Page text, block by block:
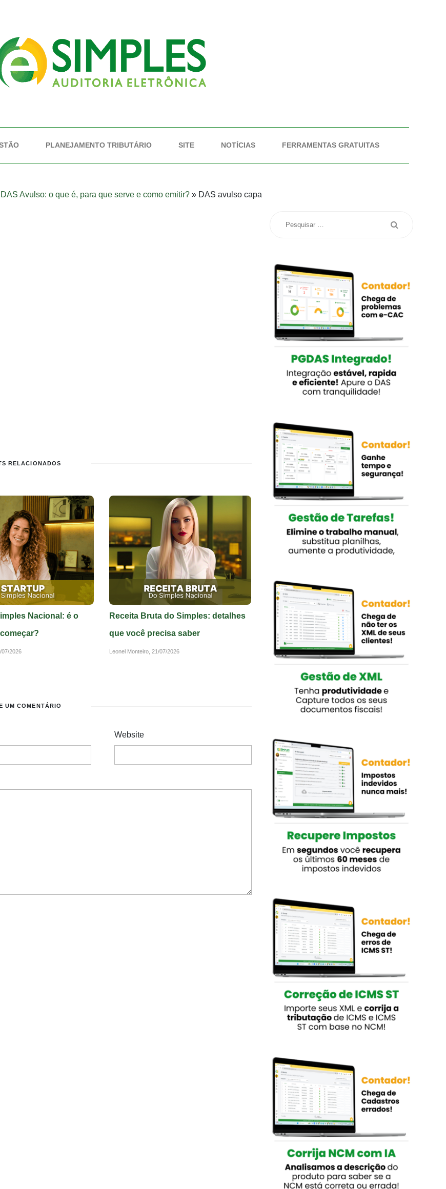
PLANEJAMENTO TRIBUTÁRIO SITE NOTÍCIAS FERRAMENTAS GRATUITAS
DAS Avulso: o que é, para que serve e como emitir?» DAS avulso capa
RELACIONADOS
Nacional: é o
07/2026
Receita Bruta do Simples: detalhes
que você precisa saber
Leonel Monteiro, 21/07/2026
UM COMENTÁRIO
Website